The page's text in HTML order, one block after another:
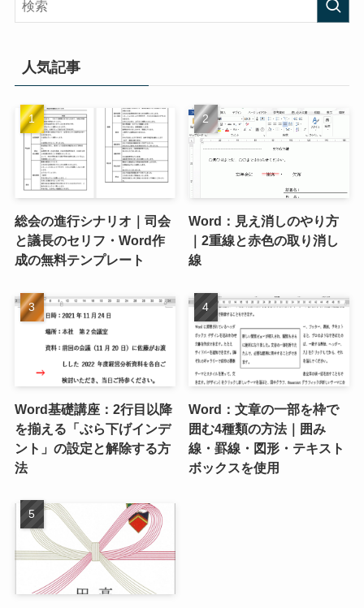
人気記事
総会の進行シナリオ｜司会
と議長のセリフ・Word作
成の無料テンプレート
Word：見え消しのやり方
｜2重線と赤色の取り消し
線
Word基礎講座：2行目以降
を揃える「ぶら下げインデ
ント」の設定と解除する方
法
Word：文章の一部を枠で
囲む4種類の方法｜囲み
線・罫線・図形・テキスト
ボックスを使用